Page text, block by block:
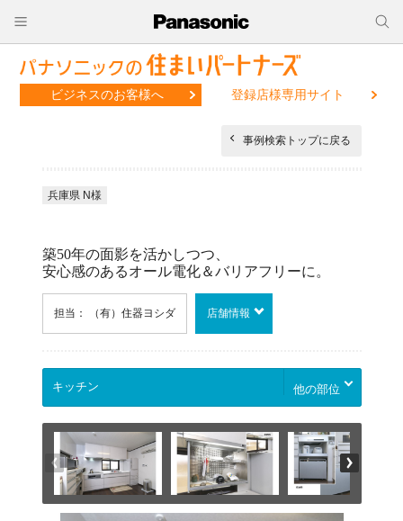
ビジネスのお客様へ 登録店様専用サイト
事例検索トップに戻る
兵庫県 N様
築50年の面影を活かしつつ、
安心感のあるオール電化＆バリアフリーに。
担当： （有）住器ヨシダ 店舗情報
他の部位